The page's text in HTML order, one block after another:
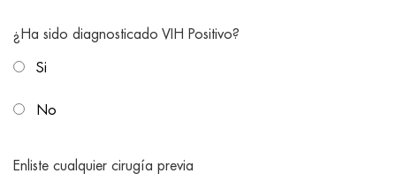
¿Ha sido diagnosticado VIH Positivo?
Si
No
Enliste cualquier cirugía previa